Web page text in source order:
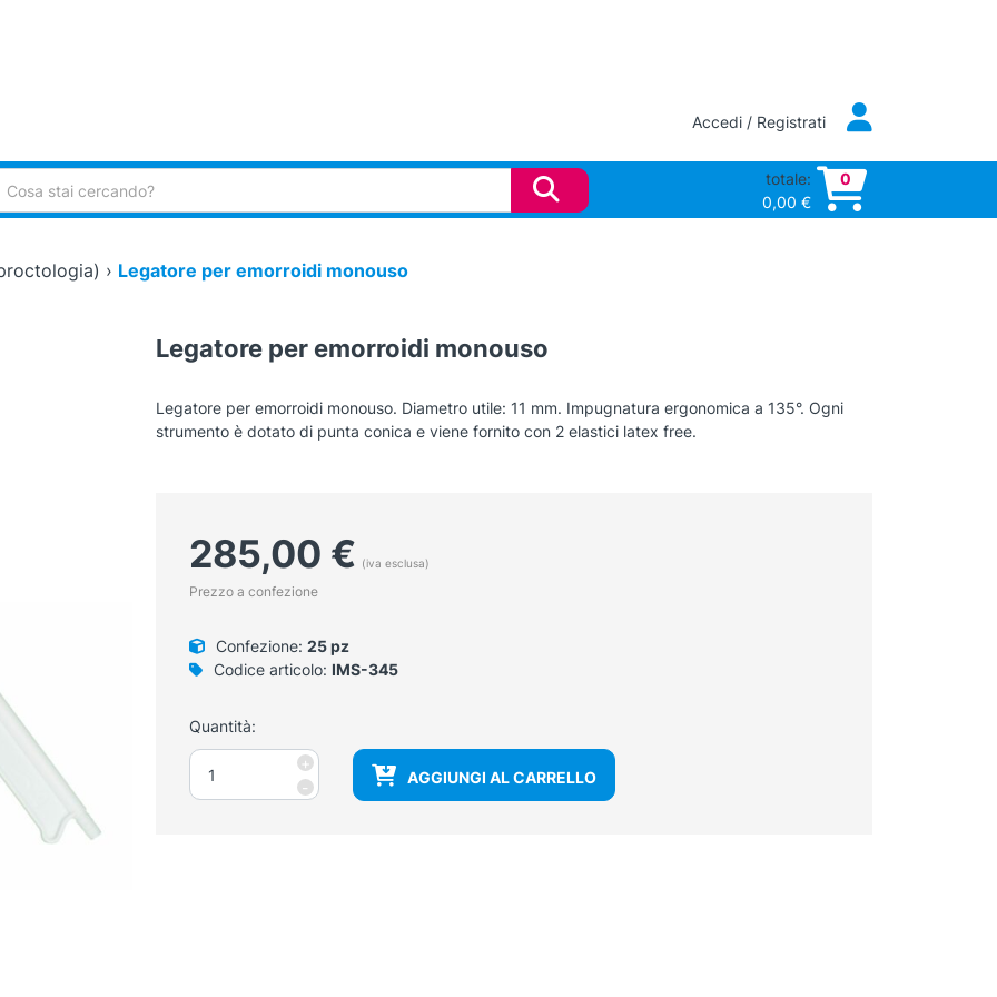
Accedi / Registrati
totale:
0,00 €
0
› Legatore per emorroidi monouso
Legatore per emorroidi monouso
Legatore per emorroidi monouso. Diametro utile: 11 mm. Impugnatura ergonomica a 135°. Ogni
strumento è dotato di punta conica e viene fornito con 2 elastici latex free.
285,00 € (iva esclusa)
Prezzo a confezione
Confezione: 25 pz
Codice articolo: IMS-345
Quantità:
-
Legatore
per
emorroidi
+
AGGIUNGI AL CARRELLO